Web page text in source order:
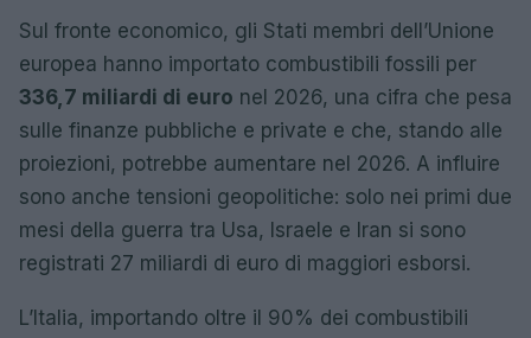
Sul fronte economico, gli Stati membri dell’Unione
europea hanno importato combustibili fossili per
336,7 miliardi di euro nel 2026, una cifra che pesa
sulle finanze pubbliche e private e che, stando alle
proiezioni, potrebbe aumentare nel 2026. A influire
sono anche tensioni geopolitiche: solo nei primi due
mesi della guerra tra Usa, Israele e Iran si sono
registrati 27 miliardi di euro di maggiori esborsi.
L’Italia, importando oltre il 90% dei combustibili